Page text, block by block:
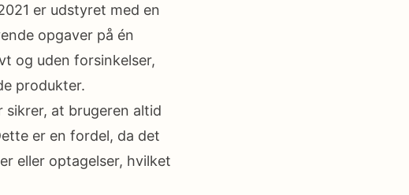
er udstyret med en
opgaver på én
og uden forsinkelser,
produkter.
sikrer, at brugeren altid
er en fordel, da det
eller optagelser, hvilket